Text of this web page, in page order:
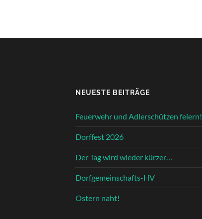
NEUESTE BEITRÄGE
Feuerwehr und Adlerschützen feiern!
Dorffest 2026
Der Tag wird wieder kürzer…
Dorfgemeinschafts-HV
Ostern naht!